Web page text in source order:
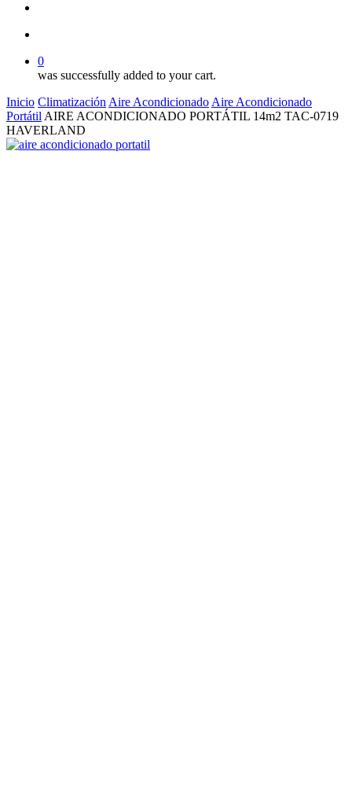
0
was successfully added to your cart.
Inicio ClimatizaciónAire AcondicionadoAire Acondicionado
PortátilAIRE ACONDICIONADO PORTÁTIL 14m2 TAC-0719
HAVERLAND